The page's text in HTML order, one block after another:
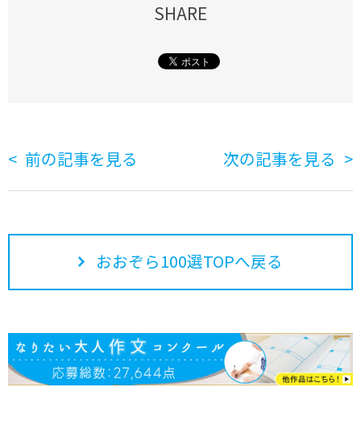
SHARE
前の記事を見る 次の記事を見る
おおぞら100選TOPへ戻る